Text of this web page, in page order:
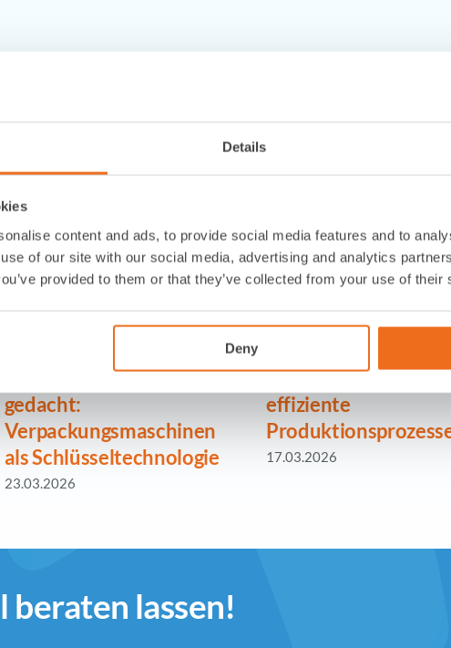
Details
content and ads, to provide social media features and to
of our site with our social media, advertising and analytics
provided to them or that they’ve collected from your use of their
Deny
Nachhaltigkeit neu
gedacht:
Verpackungsmaschinen
als Schlüsseltechnologie
23.03.2026
Fördertechnik für
effiziente
17.03.2026
lassen!